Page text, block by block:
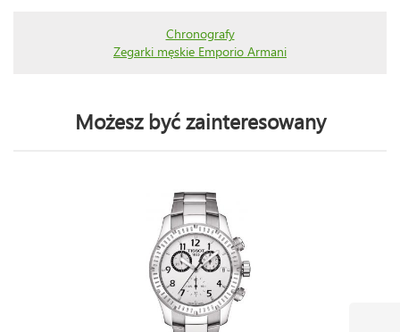
Chronografy
Zegarki męskie Emporio Armani
Możesz być zainteresowany